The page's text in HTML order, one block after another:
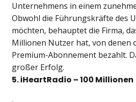
Unternehmens in einem
Obwohl die Führungskräfte des
möchten, behauptet die Firma,
Millionen Nutzer hat, von denen
Premium-Abonnement bezahlt.
großer Erfolg.
5. iHeartRadio – 100 Millionen